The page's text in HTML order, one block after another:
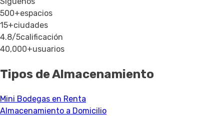
500+espacios
15+ciudades
4.8/5calificación
40,000+usuarios
Tipos de Almacenamiento
Mini Bodegas en Renta
Almacenamiento a Domicilio